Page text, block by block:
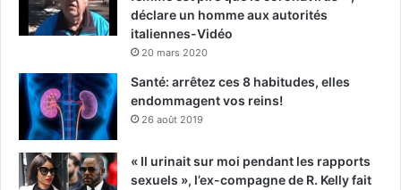
déclare un homme aux autorités
italiennes-Vidéo
20 mars 2020
Santé: arrêtez ces 8 habitudes, elles
endommagent vos reins!
26 août 2019
« Il urinait sur moi pendant les rapports
sexuels », l’ex-compagne de R. Kelly fait